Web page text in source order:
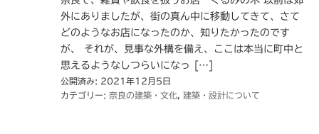
外にありましたが、街の真ん中に移動してきて、さて
どのようなお店になったのか、知りたかったのです
が、 それが、見事な外構を備え、ここは本当に町中と
思えるようなしつらいになっ […]
公開済み: 2021年12月5日
カテゴリー: 奈良の建築・文化 建築・設計について